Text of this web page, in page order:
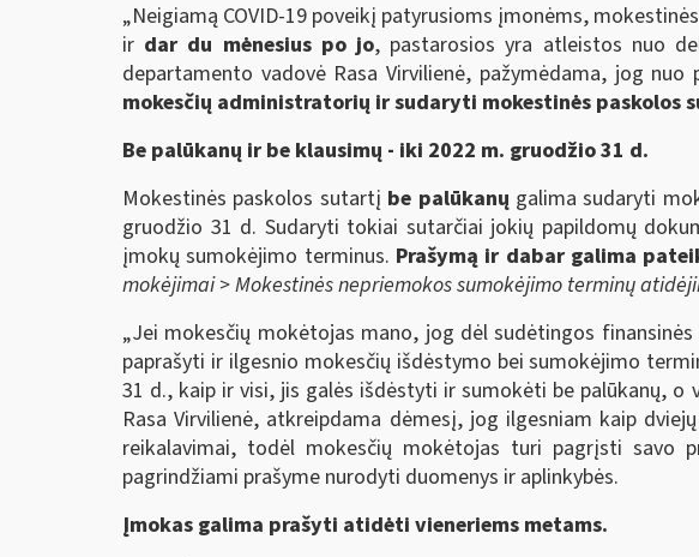
„Neigiamą COVID-19 poveikį patyrusioms įmonėms,
ir dar du mėnesius po jo, pastarosios yra atleistos nuo
departamento vadovė Rasa Virvilienė, pažymėdama, jog
mokesčių administratorių ir sudaryti mokestinės paskolos
Be palūkanų ir be klausimų - iki 2022 m. gruodžio 31 d.
Mokestinės paskolos sutartį be palūkanų galima sudaryti
gruodžio 31 d. Sudaryti tokiai sutarčiai jokių papildomų
įmokų sumokėjimo terminus. Prašymą ir dabar galima
mokėjimai > Mokestinės nepriemokos sumokėjimo terminų
„Jei mokesčių mokėtojas mano, jog dėl sudėtingos
paprašyti ir ilgesnio mokesčių išdėstymo bei sumokėjimo
31 d., kaip ir visi, jis galės išdėstyti ir sumokėti be palūkanų, o
Rasa Virvilienė, atkreipdama dėmesį, jog ilgesniam kaip
reikalavimai, todėl mokesčių mokėtojas turi pagrįsti savo
pagrindžiami prašyme nurodyti duomenys ir aplinkybės.
Įmokas galima prašyti atidėti vieneriems metams.